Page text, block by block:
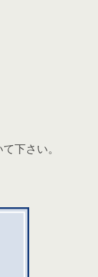
下さい。